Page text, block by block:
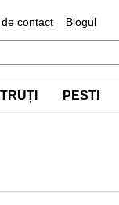
contact Blogul
PESTI